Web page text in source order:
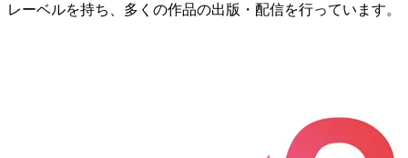
レーベルを持ち、多くの作品の出版・配信を行っています。